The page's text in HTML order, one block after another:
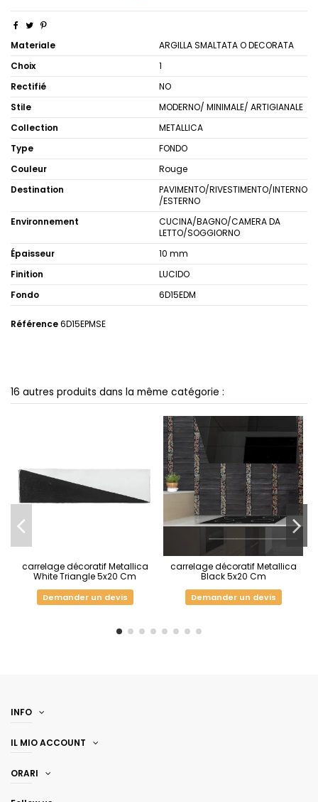
Materiale
ARGILLA SMALTATA O DECORATA
Choix
1
Rectifié
NO
Stile
MODERNO/ MINIMALE/ ARTIGIANALE
Collection
METALLICA
Type
FONDO
Couleur
Rouge
Destination
PAVIMENTO/RIVESTIMENTO/INTERNO
/ESTERNO
Environnement
CUCINA/BAGNO/CAMERA DA
LETTO/SOGGIORNO
Épaisseur
10 mm
Finition
LUCIDO
Fondo
6D15EDM
Référence6D15EPMSE
16 autres produits dans la même catégorie :
carrelage décoratif Metallica
White Triangle 5x20 Cm
Demander un devis
carrelage décoratif Metallica
Black 5x20 Cm
Demander un devis
INFO
IL MIO ACCOUNT
ORARI